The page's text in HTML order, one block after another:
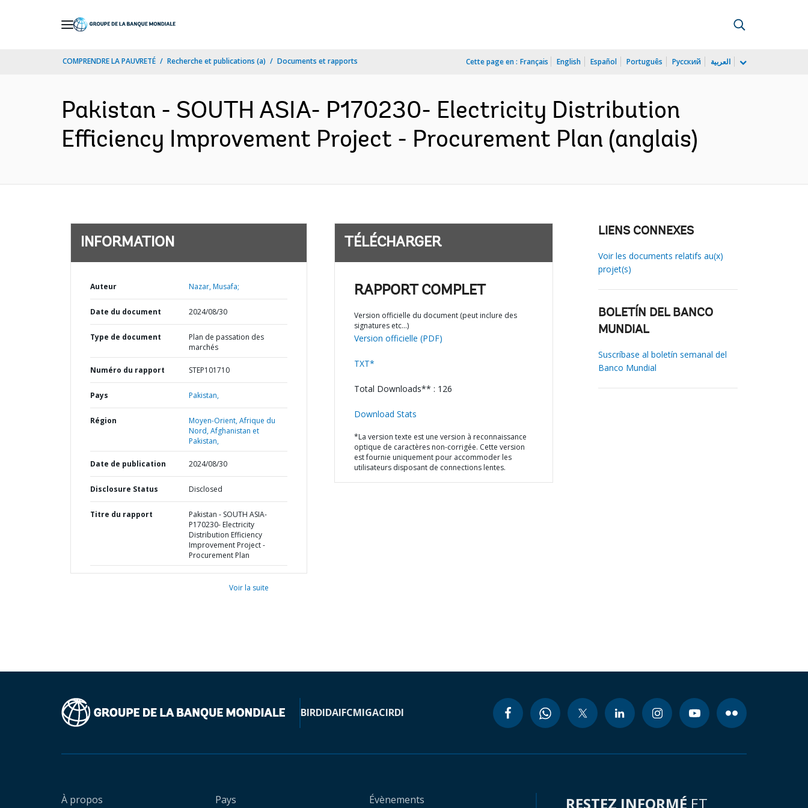
COMPRENDRE LA PAUVRETÉ Recherche et publications (a) Documents et rapports Cette page en : Français English Español Português Русский العربية
Pakistan - SOUTH ASIA- P170230- Electricity Distribution
Efficiency Improvement Project - Procurement Plan (anglais)
INFORMATION
Auteur Nazar, Musafa;
Date du document 2024/08/30
Type de document
Plan de passation des
marchés
Numéro du rapport STEP101710
Pays Pakistan,
Région
Moyen-Orient, Afrique du
Nord, Afghanistan et
Pakistan,
Date de publication 2024/08/30
Disclosure Status Disclosed
Titre du rapport
Pakistan - SOUTH ASIA-
P170230- Electricity
Distribution Efficiency
Improvement Project -
Procurement Plan
Voir la suite
TÉLÉCHARGER
RAPPORT COMPLET
Version officielle du document (peut inclure des
signatures etc…)
Version officielle (PDF)
TXT*
Total Downloads** : 126
Download Stats
*La version texte est une version à reconnaissance
optique de caractères non-corrigée. Cette version
est fournie uniquement pour accommoder les
utilisateurs disposant de connections lentes.
LIENS CONNEXES
Voir les documents relatifs au(x)
projet(s)
BOLETÍN DEL BANCO
MUNDIAL
Suscríbase al boletín semanal del
Banco Mundial
BIRDIDAIFCMIGACIRDI
À propos Pays Évènements RESTEZ INFORMÉ ET